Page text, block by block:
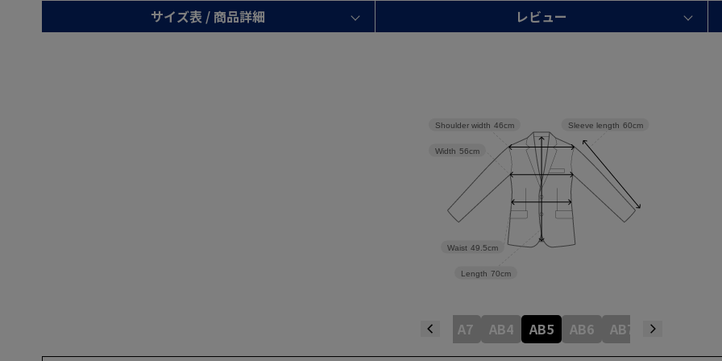
サイズ表 / 商品詳細 レビュー
Sleeve length 60cm
Length 70cm
Waist 49.5cm
Width 56cm
Shoulder width 46cm
A6 A7 AB4 AB5 AB6 AB7 BB4